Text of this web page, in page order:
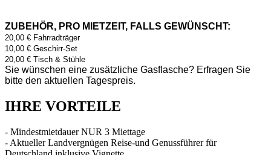
ZUBEHÖR, PRO MIETZEIT, FALLS GEWÜNSCHT:
20,00 € Fahrradträger
10,00 € Geschirr-Set
20,00 € Tisch & Stühle
Sie wünschen eine zusätzliche Gasflasche? Erfragen Sie
bitte den aktuellen Tagespreis.
IHRE VORTEILE
- Mindestmietdauer NUR 3 Miettage
- Aktueller Landvergnügen Reise-und Genussführer für